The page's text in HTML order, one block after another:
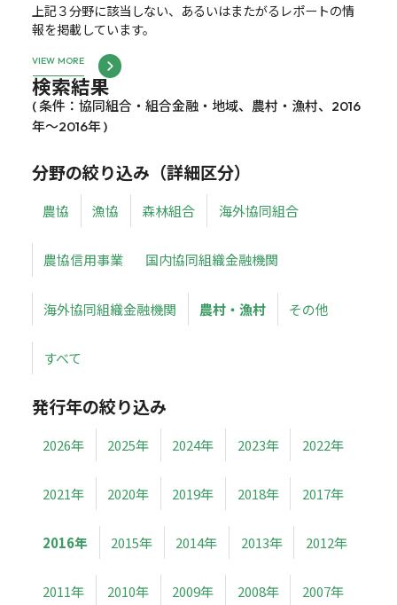
上記３分野に該当しない、あるいはまたがるレポートの情
報を掲載しています。
VIEW MORE
検索結果
( 条件：協同組合・組合金融・地域、農村・漁村、2016
年～2016年 )
分野の絞り込み（詳細区分）
農協 漁協 森林組合 海外協同組合
農協信用事業 国内協同組織金融機関
海外協同組織金融機関 農村・漁村 その他
すべて
発行年の絞り込み
2026年 2025年 2024年 2023年 2022年
2021年 2020年 2019年 2018年 2017年
2016年 2015年 2014年 2013年 2012年
2011年 2010年 2009年 2008年 2007年